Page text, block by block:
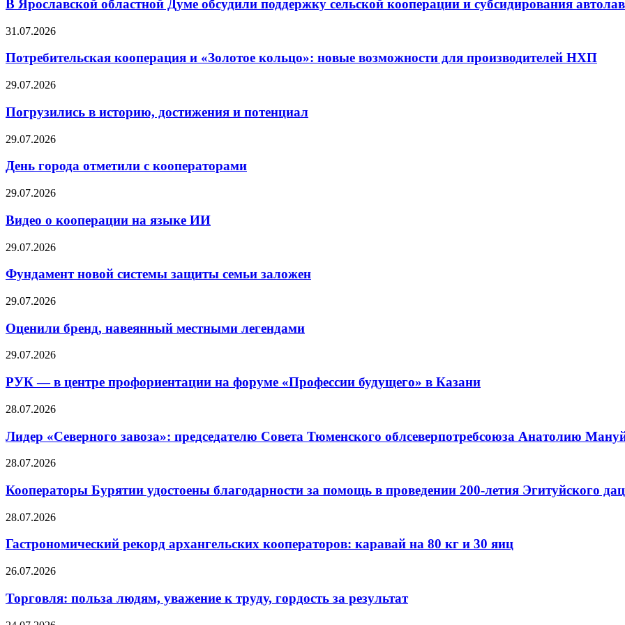
В Ярославской областной Думе обсудили поддержку сельской кооперации и субсидирования
31.07.2026
Потребительская кооперация и «Золотое кольцо»: новые возможности для производителей НХП
29.07.2026
Погрузились в историю, достижения и потенциал
29.07.2026
День города отметили с кооператорами
29.07.2026
Видео о кооперации на языке ИИ
29.07.2026
Фундамент новой системы защиты семьи заложен
29.07.2026
Оценили бренд, навеянный местными легендами
29.07.2026
РУК — в центре профориентации на форуме «Профессии будущего» в Казани
28.07.2026
Лидер «Северного завоза»: председателю Совета Тюменского облсеверпотребсоюза Анатолию
28.07.2026
Кооператоры Бурятии удостоены благодарности за помощь в проведении 200-летия Эгитуйского
28.07.2026
Гастрономический рекорд архангельских кооператоров: каравай на 80 кг и 30 яиц
26.07.2026
Торговля: польза людям, уважение к труду, гордость за результат